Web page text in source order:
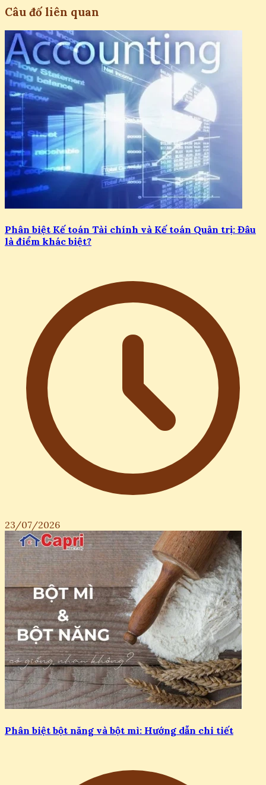
Câu đố liên quan
Phân biệt Kế toán Tài chính và Kế toán Quản trị: Đâu
là điểm khác biệt?
23/07/2026
Phân biệt bột năng và bột mì: Hướng dẫn chi tiết